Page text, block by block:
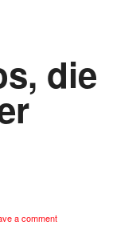
die
a comment